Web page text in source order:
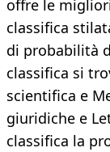
offre le
classifica
di probabilità
classifica si
scientifica e
giuridiche e
classifica la